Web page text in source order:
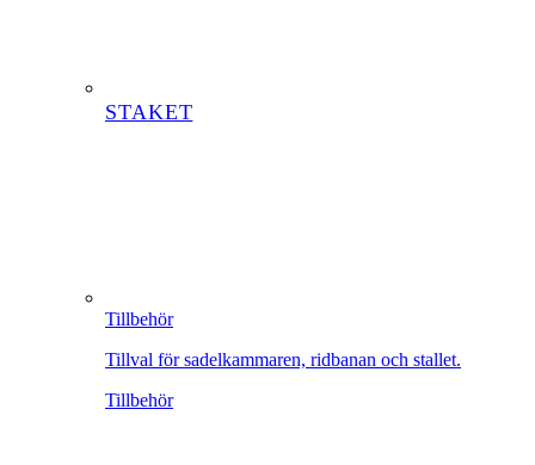
STAKET
Tillbehör
Tillval för sadelkammaren, ridbanan och stallet.
Tillbehör